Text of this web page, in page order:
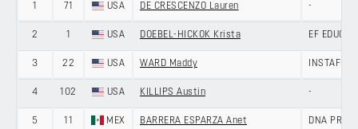
1 71 USA DE CRESCENZO Lauren -
2 1 USA DOEBEL-HICKOK Krista EF
3 22 USA WARD Maddy
4 102 USA KILLIPS Austin -
5 11 MEX BARRERA ESPARZA Anet DNA PRO